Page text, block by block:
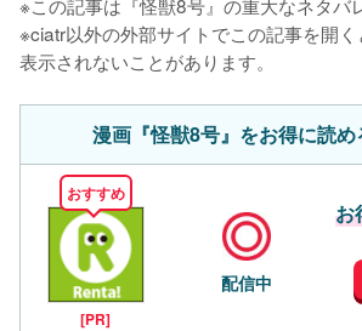
※ciatr以外の外部サイトでこの記事を開
表示されないことがあります。
漫画『怪獣8号』をお得に読め
おすすめ
[PR]
配信中
お